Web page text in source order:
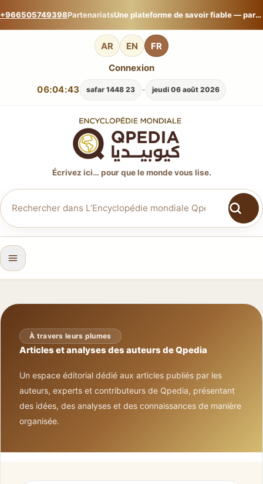
+966505749398Partenariats Une plateforme de savoir fiable — partagez votre expertise sur L’Encyclopédie mondiale Qpedia.
AR EN FR
06:04:43 jeudi 06 août 2026
-
23 safar 1448
Connexion
Écrivez ici… pour que le monde vous lise.
À travers leurs plumes
Articles et analyses des auteurs de Qpedia
Un espace éditorial dédié aux articles publiés par les
auteurs, experts et contributeurs de Qpedia, présentant
des idées, des analyses et des connaissances de manière
organisée.